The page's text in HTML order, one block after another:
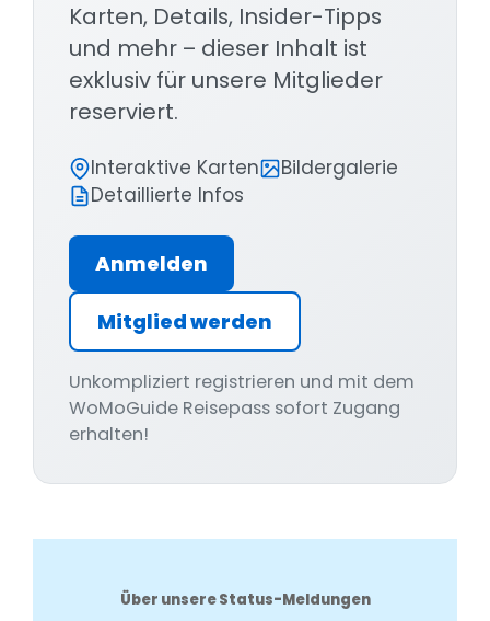
Karten, Details, Insider-Tipps
und mehr – dieser Inhalt ist
exklusiv für unsere Mitglieder
reserviert.
Interaktive Karten
Bildergalerie
Detaillierte Infos
Anmelden
Mitglied werden
Unkompliziert registrieren und mit dem
WoMoGuide Reisepass sofort Zugang
erhalten!
Über unsere Status-Meldungen